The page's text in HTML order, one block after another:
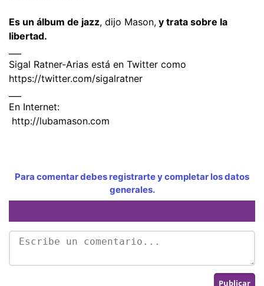
Es un álbum de jazz, dijo Mason, y trata sobre la
libertad.
Sigal Ratner-Arias está en Twitter como
https://twitter.com/sigalratner
En Internet:
http://lubamason.com
Para comentar debes registrarte y completar los datos
generales.